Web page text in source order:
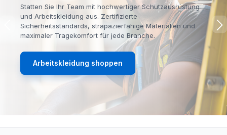
Statten Sie Ihr Team mit hochwertiger Schutzausrüstung
und Arbeitskleidung aus. Zertifizierte
Sicherheitsstandards, strapazierfähige Materialien und
maximaler Tragekomfort für jede Branche.
Arbeitskleidung shoppen
Arbeitskleidung |